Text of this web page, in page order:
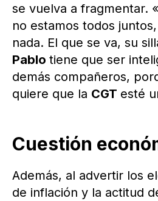
se vuelva a fragmentar.
no estamos todos
nada. El que se va, su
Pablo tiene que ser
demás compañeros,
quiere que la CGT esté
Cuestión
Además, al advertir los
de inflación y la actitud